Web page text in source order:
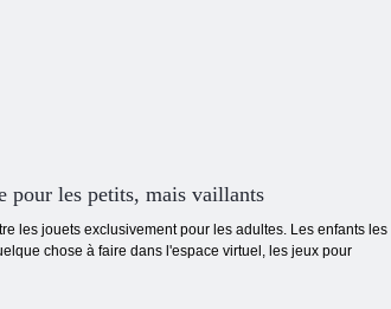
pour les petits, mais vaillants
les jouets exclusivement pour les adultes. Les enfants les
chose à faire dans l'espace virtuel, les jeux pour